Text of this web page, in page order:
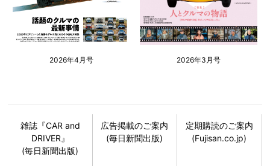
2026年4月号 2026年3月号
雑誌『CAR and
DRIVER』
(毎日新聞出版)
広告掲載のご案内
(毎日新聞出版)
定期購読のご案内
(Fujisan.co.jp)